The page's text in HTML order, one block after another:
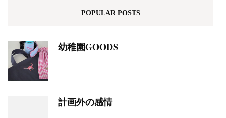
POPULAR POSTS
幼稚園GOODS
計画外の感情